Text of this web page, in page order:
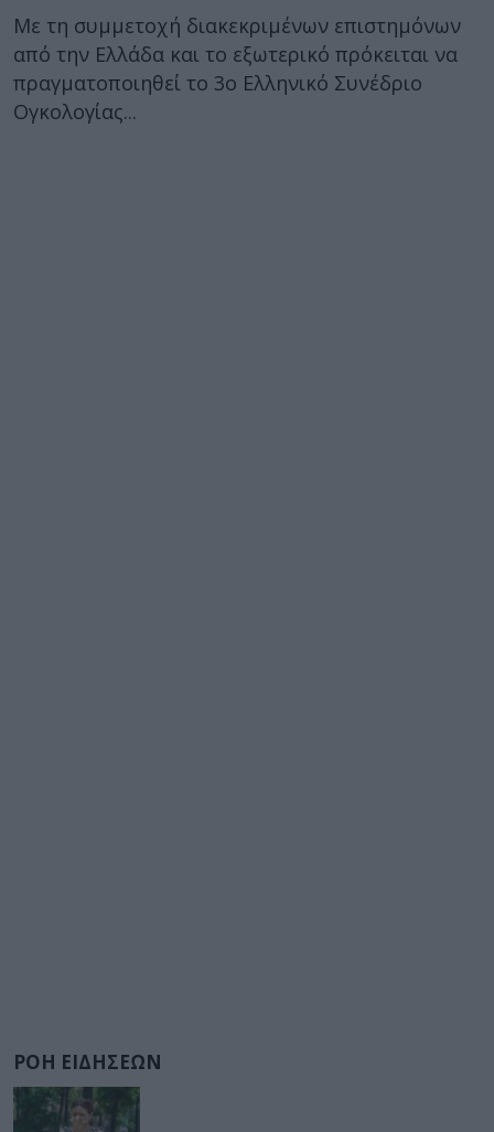
Mε τη συμμετοχή διακεκριμένων επιστημόνων
από την Ελλάδα και το εξωτερικό πρόκειται να
πραγματοποιηθεί το 3ο Ελληνικό Συνέδριο
Ογκολογίας...
ΡΟΗ ΕΙΔΗΣΕΩΝ